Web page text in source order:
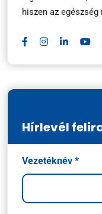
hiszen az egészség
Hírlevél
Név
*
Vezetéknév *